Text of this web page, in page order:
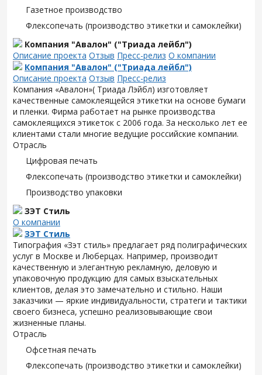
Газетное производство
Флексопечать (производство этикетки и самоклейки)
Компания "Авалон" ("Триада лейбл")
Описание проекта Отзыв Пресс-релиз О компании
Компания "Авалон" ("Триада лейбл")
Описание проекта Отзыв Пресс-релиз
Компания «Авалон»( Триада Лэйбл) изготовляет
качественные самоклеящейся этикетки на основе бумаги
и пленки. Фирма работает на рынке производства
самоклеящихся этикеток с 2006 года. За несколько лет ее
клиентами стали многие ведущие российские компании.
Отрасль
Цифровая печать
Флексопечать (производство этикетки и самоклейки)
Производство упаковки
ЗЭТ Стиль
О компании
ЗЭТ Стиль
Типография «Зэт cтиль» предлагает ряд полиграфических
услуг в Москве и Люберцах. Например, производит
качественную и элегантную рекламную, деловую и
упаковочную продукцию для самых взыскательных
клиентов, делая это замечательно и стильно. Наши
заказчики — яркие индивидуальности, стратеги и тактики
своего бизнеса, успешно реализовывающие свои
жизненные планы.
Отрасль
Офсетная печать
Флексопечать (производство этикетки и самоклейки)